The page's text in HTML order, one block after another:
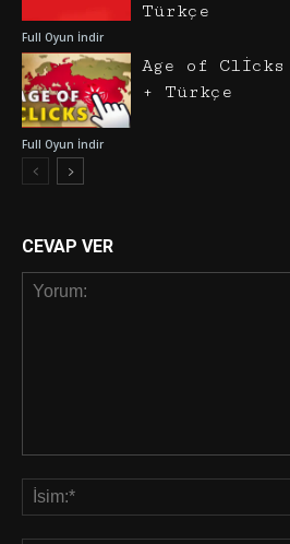
Full Oyun İndir
Türkçe
Full Oyun İndir
Age of
+ Türkçe
CEVAP VER